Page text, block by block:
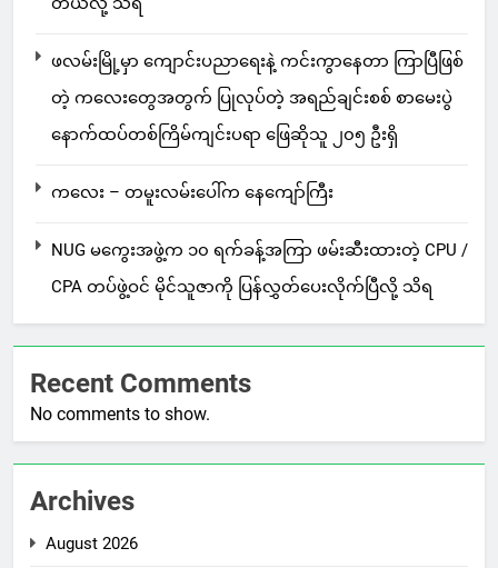
ဖလမ်းမြို့မှာ ကျောင်းပညာရေးနဲ့ ကင်းကွာနေတာ ကြာပြီဖြစ်
တဲ့ ကလေးတွေအတွက် ပြုလုပ်တဲ့ အရည်ချင်းစစ် စာမေးပွဲ
နောက်ထပ်တစ်ကြိမ်ကျင်းပရာ ဖြေဆိုသူ ၂၀၅ ဦးရှိ
ကလေး – တမူးလမ်းပေါ်က နေကျော်ကြီး
NUG မကွေးအဖွဲ့က ၁၀ ရက်ခန့်အကြာ ဖမ်းဆီးထားတဲ့ CPU /
CPA တပ်ဖွဲ့ဝင် မိုင်သူဇာကို ပြန်လွှတ်ပေးလိုက်ပြီလို့ သိရ
Recent Comments
No comments to show.
Archives
August 2026